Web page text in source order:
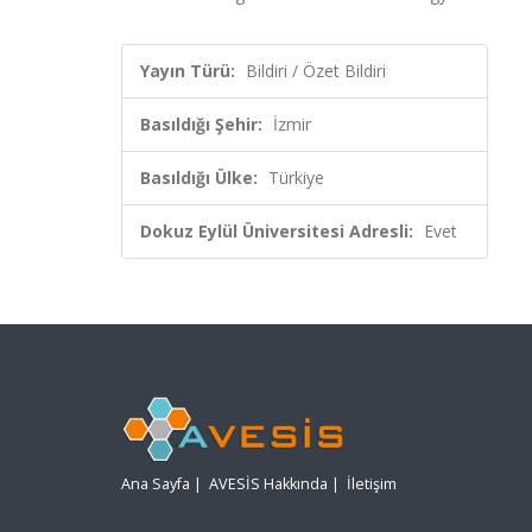
Yayın Türü: Bildiri / Özet Bildiri
Basıldığı Şehir: İzmir
Basıldığı Ülke: Türkiye
Dokuz Eylül Üniversitesi Adresli: Evet
Ana Sayfa | AVESİS Hakkında | İletişim